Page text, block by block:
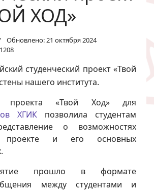
ХОД»
Обновлено: 21 октября 2024
студенческий проект «Твой
нашего института.
проекта «Твой Ход» для
ХГИК позволила студентам
о возможностях
и его основных
прошло в формате
между студентами и